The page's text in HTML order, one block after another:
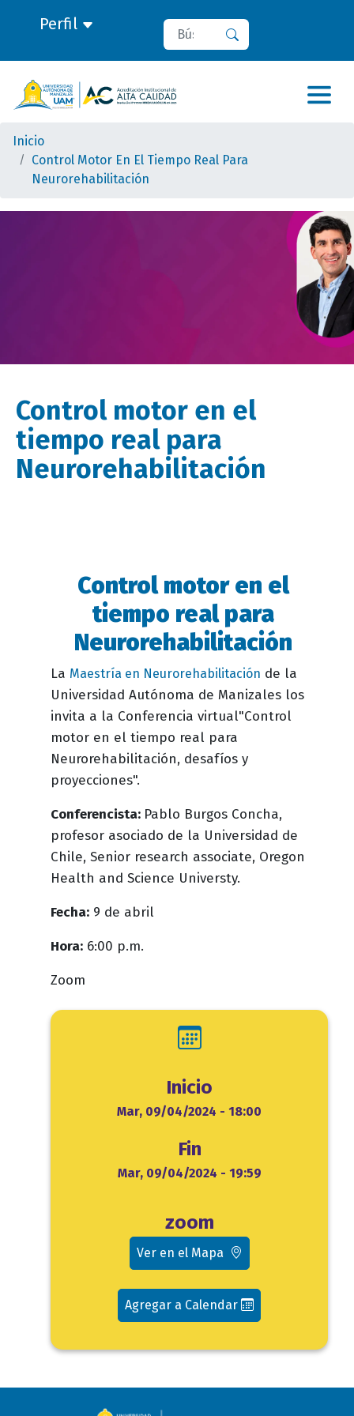
Perfil Buscar
Inicio
Control Motor En El Tiempo Real Para
Neurorehabilitación
Control motor en el
tiempo real para
Neurorehabilitación
Descripción
eventoControl motor en el
tiempo real para
Neurorehabilitación
La Maestría en Neurorehabilitación de la
Universidad Autónoma de Manizales los
invita a la Conferencia virtual"Control
motor en el tiempo real para
Neurorehabilitación, desafíos y
proyecciones".
Conferencista: Pablo Burgos Concha,
profesor asociado de la Universidad de
Chile, Senior research associate, Oregon
Health and Science Universty.
Fecha: 9 de abril
Hora: 6:00 p.m.
Zoom
Inicio
Mar, 09/04/2024 - 18:00
Fin
Mar, 09/04/2024 - 19:59
zoom
Ver en el Mapa
Agregar a Calendar